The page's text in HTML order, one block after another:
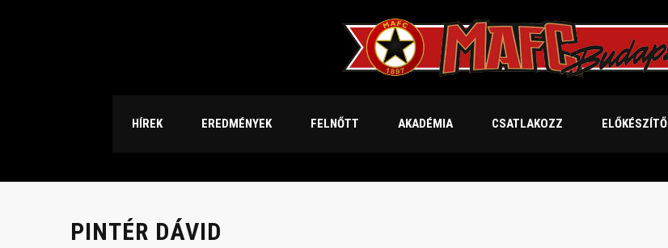
HÍREK EREDMÉNYEK FELNŐTT AKADÉMIA CSATLAKOZZ ELŐKÉSZÍTŐ
PINTÉR DÁVID